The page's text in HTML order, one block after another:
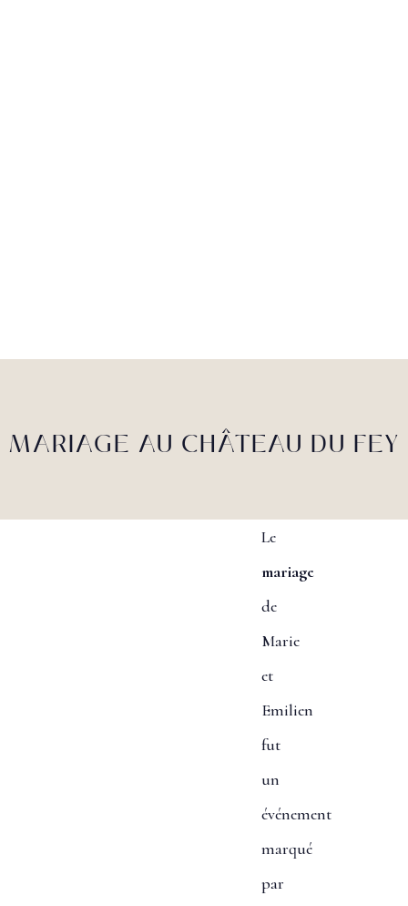
MARIAGE AU CHÂTEAU DU FEY
Le
mariage
de
Marie
et
Emilien
fut
un
événement
marqué
par